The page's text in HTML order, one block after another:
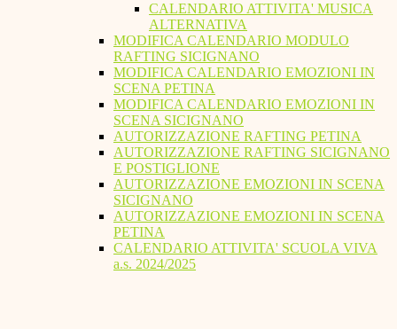
CALENDARIO ATTIVITA' MUSICA
ALTERNATIVA
MODIFICA CALENDARIO MODULO
RAFTING SICIGNANO
MODIFICA CALENDARIO EMOZIONI IN
SCENA PETINA
MODIFICA CALENDARIO EMOZIONI IN
SCENA SICIGNANO
AUTORIZZAZIONE RAFTING PETINA
AUTORIZZAZIONE RAFTING SICIGNANO
E POSTIGLIONE
AUTORIZZAZIONE EMOZIONI IN SCENA
SICIGNANO
AUTORIZZAZIONE EMOZIONI IN SCENA
PETINA
CALENDARIO ATTIVITA' SCUOLA VIVA
a.s. 2024/2025